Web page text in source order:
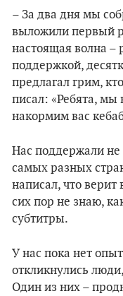
– За два дня мы
выложили первый
настоящая волна –
поддержкой,
предлагал грим,
писал: «Ребята, мы
накормим вас
Нас поддержали не
самых разных
написал, что верит
сих пор не знаю,
субтитры.
У нас пока нет
откликнулись
Один из них –